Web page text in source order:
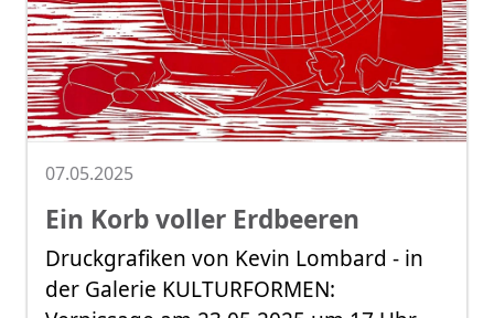
07.05.2025
Ein Korb voller Erdbeeren
Druckgrafiken von Kevin Lombard - in
der Galerie KULTURFORMEN: